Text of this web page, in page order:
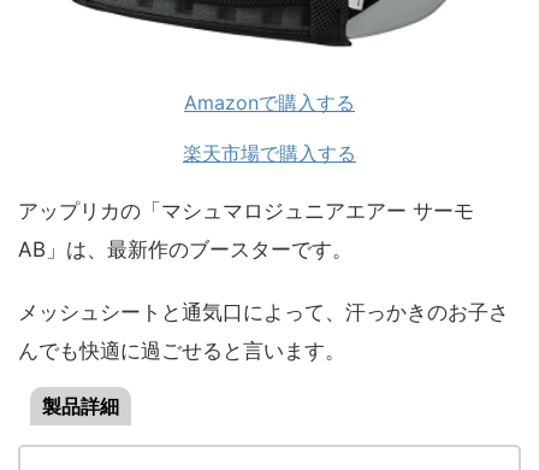
Amazonで購入する
楽天市場で購入する
アップリカの「マシュマロジュニアエアー サーモ
AB」は、最新作のブースターです。
メッシュシートと通気口によって、汗っかきのお子さ
んでも快適に過ごせると言います。
製品詳細